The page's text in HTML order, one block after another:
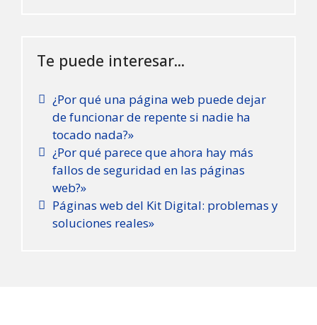
Te puede interesar...
¿Por qué una página web puede dejar
de funcionar de repente si nadie ha
tocado nada?»
¿Por qué parece que ahora hay más
fallos de seguridad en las páginas
web?»
Páginas web del Kit Digital: problemas y
soluciones reales»